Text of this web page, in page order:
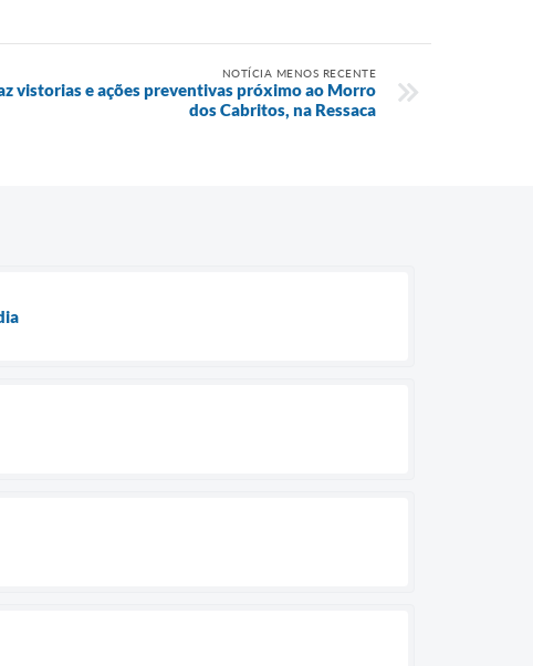
NOTÍCIA MENOS RECENTE
vistorias e ações preventivas próximo ao Morro
dos Cabritos, na Ressaca